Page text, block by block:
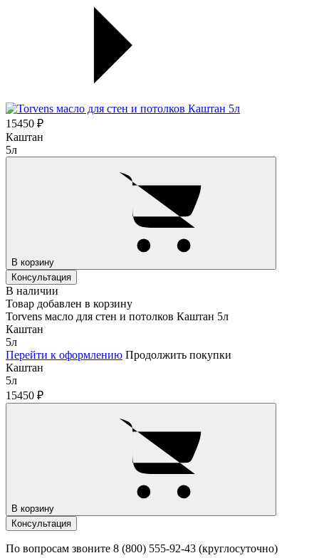
15450 ₽
Каштан
5л
В корзину
Консультация
В наличии
Товар добавлен в корзину
Torvens масло для стен и потолков Каштан 5л
Каштан
5л
Перейти к оформлению Продолжить покупки
Каштан
5л
15450 ₽
В корзину
Консультация
По вопросам звоните 8 (800) 555-92-43 (круглосуточно)